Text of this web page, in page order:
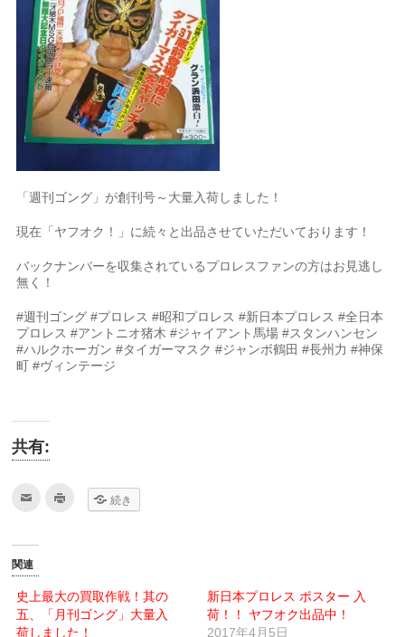
「週刊ゴング」が創刊号～大量入荷しました！
現在「ヤフオク！」に続々と出品させていただいております！
バックナンバーを収集されているプロレスファンの方はお見逃し
無く！
#週刊ゴング #プロレス #昭和プロレス #新日本プロレス #全日本
プロレス #アントニオ猪木 #ジャイアント馬場 #スタンハンセン
#ハルクホーガン #タイガーマスク #ジャンボ鶴田 #長州力 #神保
町 #ヴィンテージ
共有:
て
達
メ
ー
で
し
い
ウ
ィ
続き
関連
史上最大の買取作戦！其の
五、「月刊ゴング」大量入
荷しました！
新日本プロレス ポスター 入
荷！！ ヤフオク出品中！
2017年4月5日